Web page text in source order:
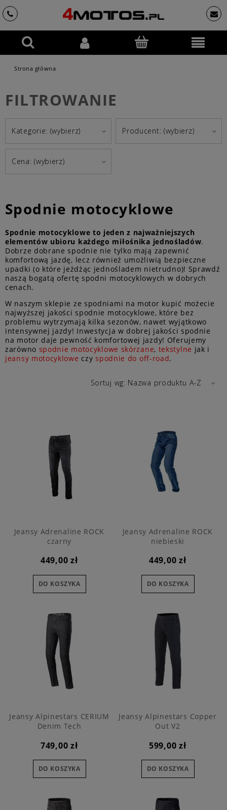
Strona główna
FILTROWANIE
Kategorie: (wybierz) Producent: (wybierz)
Cena: (wybierz)
Spodnie motocyklowe
Spodnie motocyklowe to jeden z najważniejszych
elementów ubioru każdego miłośnika jednośladów.
Dobrze dobrane spodnie nie tylko mają zapewnić
komfortową jazdę, lecz również umożliwią bezpieczne
upadki (o które jeżdżąc jednośladem nietrudno)! Sprawdź
naszą bogatą ofertę spodni motocyklowych w dobrych
cenach.
W naszym sklepie ze spodniami na motor kupić możecie
najwyższej jakości spodnie motocyklowe, które bez
problemu wytrzymają kilka sezonów, nawet wyjątkowo
intensywnej jazdy! Inwestycja w dobrej jakości spodnie
na motor daje pewność komfortowej jazdy! Oferujemy
zarówno spodnie motocyklowe skórzane, tekstylne jak i
jeansy motocyklowe czy spodnie do off-road.
Sortuj wg: Nazwa produktu A-Z
Jeansy Adrenaline ROCK
czarny
449,00 zł
DO KOSZYKA
Jeansy Adrenaline ROCK
niebieski
449,00 zł
DO KOSZYKA
Jeansy Alpinestars CERIUM
Denim Tech
749,00 zł
DO KOSZYKA
Jeansy Alpinestars Copper
Out V2
599,00 zł
DO KOSZYKA